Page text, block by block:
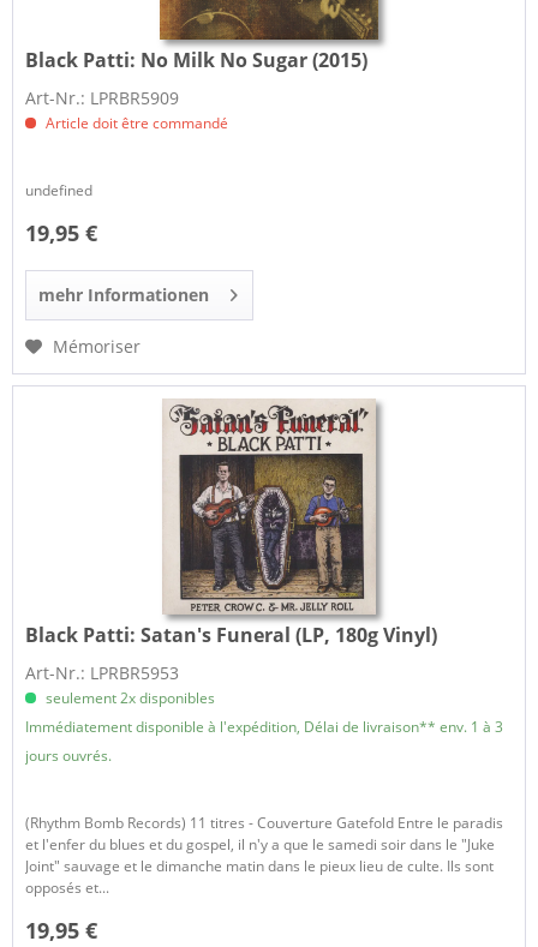
Black Patti: No Milk No Sugar (2015)
Art-Nr.: LPRBR5909
Article doit être commandé
undefined
19,95 €
mehr Informationen
Mémoriser
Black Patti: Satan's Funeral (LP, 180g Vinyl)
Art-Nr.: LPRBR5953
seulement 2x disponibles
Immédiatement disponible à l'expédition, Délai de livraison** env. 1 à 3
jours ouvrés.
(Rhythm Bomb Records) 11 titres - Couverture Gatefold Entre le paradis
et l'enfer du blues et du gospel, il n'y a que le samedi soir dans le "Juke
Joint" sauvage et le dimanche matin dans le pieux lieu de culte. Ils sont
opposés et...
19,95 €